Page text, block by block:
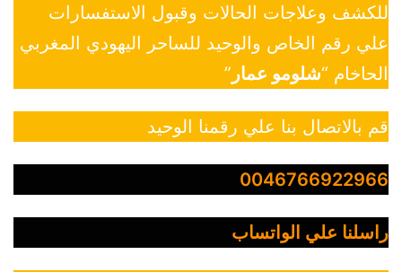
للكشف وعلاجات الحالات وقبول الاستفسارات
علي رقم الخاص والوحيد للساحر اليهودي المغربي
الحاخام “شلومو عمار ”
قم بالاتصال بنا علي رقمنا الوحيد
0046766922966
راسلنا علي الواتساب